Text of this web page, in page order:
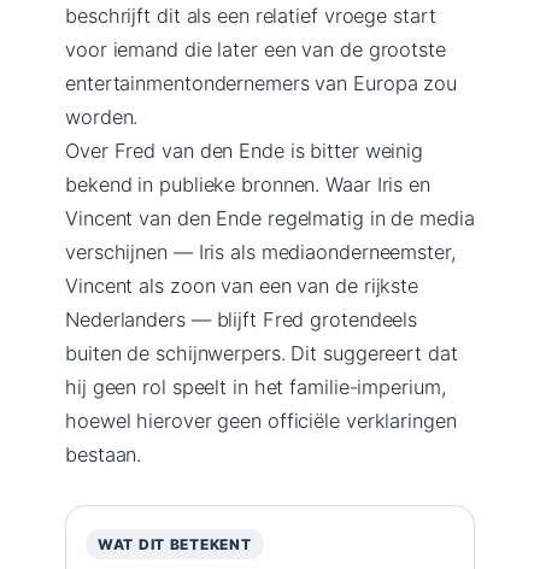
beschrijft dit als een relatief vroege start
voor iemand die later een van de grootste
entertainmentondernemers van Europa zou
worden.
Over Fred van den Ende is bitter weinig
bekend in publieke bronnen. Waar Iris en
Vincent van den Ende regelmatig in de media
verschijnen — Iris als mediaonderneemster,
Vincent als zoon van een van de rijkste
Nederlanders — blijft Fred grotendeels
buiten de schijnwerpers. Dit suggereert dat
hij geen rol speelt in het familie-imperium,
hoewel hierover geen officiële verklaringen
bestaan.
WAT DIT BETEKENT